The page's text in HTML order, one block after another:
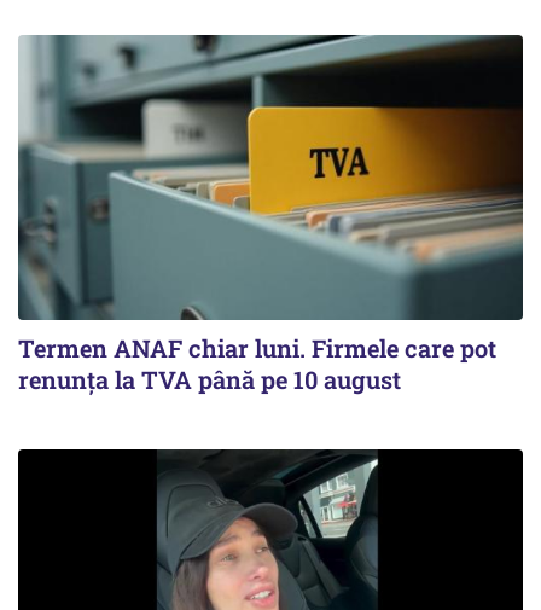
Termen ANAF chiar luni. Firmele care pot
renunța la TVA până pe 10 august